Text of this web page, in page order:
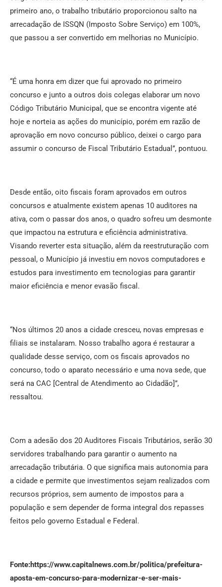
primeiro ano, o trabalho tributário proporcionou salto na
arrecadação de ISSQN (Imposto Sobre Serviço) em 100%,
que passou a ser convertido em melhorias no Município.
“É uma honra em dizer que fui aprovado no primeiro
concurso e junto a outros dois colegas elaborar um novo
Código Tributário Municipal, que se encontra vigente até
hoje e norteia as ações do município, porém em razão de
aprovação em novo concurso público, deixei o cargo para
assumir o concurso de Fiscal Tributário Estadual”, pontuou.
Desde então, oito fiscais foram aprovados em outros
concursos e atualmente existem apenas 10 auditores na
ativa, com o passar dos anos, o quadro sofreu um desmonte
que impactou na estrutura e eficiência administrativa.
Visando reverter esta situação, além da reestruturação com
pessoal, o Município já investiu em novos computadores e
estudos para investimento em tecnologias para garantir
maior eficiência e menor evasão fiscal.
“Nos últimos 20 anos a cidade cresceu, novas empresas e
filiais se instalaram. Nosso trabalho agora é restaurar a
qualidade desse serviço, com os fiscais aprovados no
concurso, todo o aparato necessário e uma nova sede, que
será na CAC [Central de Atendimento ao Cidadão]”,
ressaltou.
Com a adesão dos 20 Auditores Fiscais Tributários, serão 30
servidores trabalhando para garantir o aumento na
arrecadação tributária. O que significa mais autonomia para
a cidade e permite que investimentos sejam realizados com
recursos próprios, sem aumento de impostos para a
população e sem depender de forma integral dos repasses
feitos pelo governo Estadual e Federal.
Fonte:https://www.capitalnews.com.br/politica/prefeitura-
aposta-em-concurso-para-modernizar-e-ser-mais-